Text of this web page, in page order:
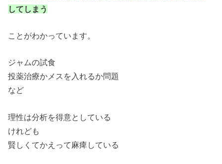
してしまう
ことがわかっています。
ジャムの試食
投薬治療かメスを入れるか問題
など
理性は分析を得意としている
けれども
賢しくてかえって麻痺している